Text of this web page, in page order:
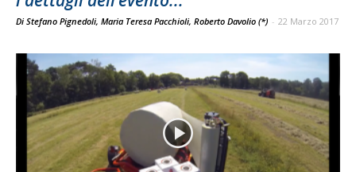
Di Stefano Pignedoli, Maria Teresa Pacchioli, Roberto Davolio (*) - 22 Marzo 2017